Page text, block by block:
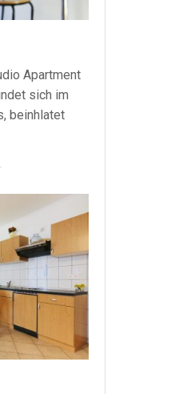
Apartment
sich im
beinhlatet